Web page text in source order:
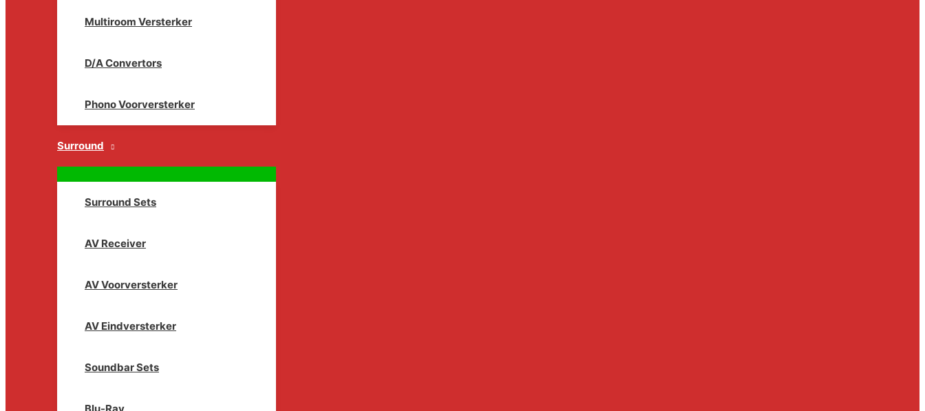
Multiroom Versterker
D/A Convertors
Phono Voorversterker
Surround
Surround Sets
AV Receiver
AV Voorversterker
AV Eindversterker
Soundbar Sets